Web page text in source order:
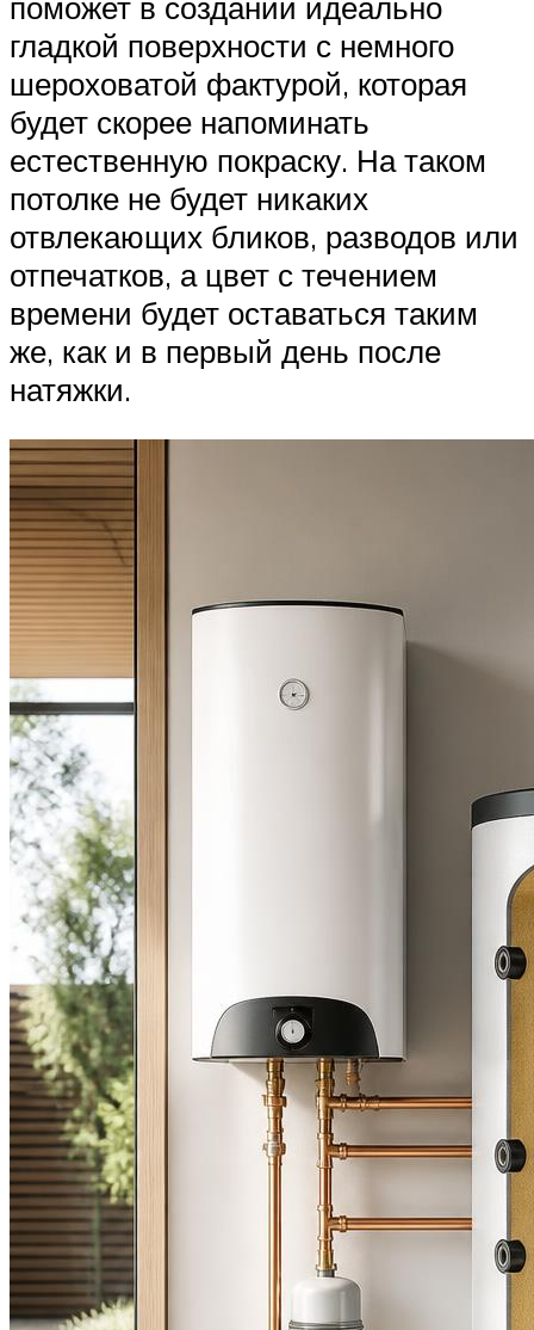
гладкой поверхности с немного
шероховатой фактурой, которая
будет скорее напоминать
естественную покраску. На таком
потолке не будет никаких
отвлекающих бликов, разводов или
отпечатков, а цвет с течением
времени будет оставаться таким
же, как и в первый день после
натяжки.